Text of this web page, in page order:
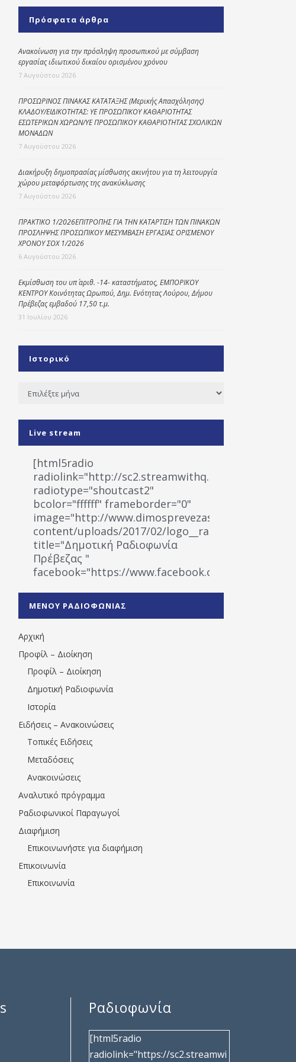
Κοινωνικό
παντοπωλείο
Kοινωνικό
φαρμακείο
Κέντρο Ημερήσιας
Φροντίδας
Ηλικιωμένων
(Κ.Η.Φ.Η.) Πρέβεζας
Πρόσφατα άρθρα
Ανακοίνωση για την πρόσληψη προσωπικού με σύμβαση
εργασίας ιδιωτικού δικαίου ορισμένου χρόνου
7 Αυγούστου 2026
ΠΡΟΣΩΡΙΝΟΣ ΠΙΝΑΚΑΣ ΚΑΤΑΤΑΞΗΣ (Μερικής Απασχόλησης)
ΚΛΑΔΟΥ/ΕΙΔΙΚΟΤΗΤΑΣ: ΥΕ ΠΡΟΣΩΠΙΚΟΥ ΚΑΘΑΡΙΟΤΗΤΑΣ
ΕΣΩΤΕΡΙΚΩΝ ΧΩΡΩΝ/ΥΕ ΠΡΟΣΩΠΙΚΟΥ ΚΑΘΑΡΙΟΤΗΤΑΣ ΣΧΟΛΙΚΩΝ
ΜΟΝΑΔΩΝ
7 Αυγούστου 2026
Διακήρυξη δημοπρασίας μίσθωσης ακινήτου για τη λειτουργία
χώρου μεταφόρτωσης της ανακύκλωσης
7 Αυγούστου 2026
ΠΡΑΚΤΙΚΟ 1/2026ΕΠΙΤΡΟΠΗΣ ΓΙΑ ΤΗΝ ΚΑΤΑΡΤΙΣΗ ΤΩΝ ΠΙΝΑΚΩΝ
ΠΡΟΣΛΗΨΗΣ ΠΡΟΣΩΠΙΚΟΥ ΜΕΣΥΜΒΑΣΗ ΕΡΓΑΣΙΑΣ ΟΡΙΣΜΕΝΟΥ
ΧΡΟΝΟΥ ΣΟΧ 1/2026
6 Αυγούστου 2026
Εκμίσθωση του υπ΄ αριθ. -14- καταστήματος, ΕΜΠΟΡΙΚΟΥ
ΚΕΝΤΡΟΥ Κοινότητας Ωρωπού, Δημ. Ενότητας Λούρου, Δήμου
Πρέβεζας εμβαδού 17,50 τ.μ.
31 Ιουλίου 2026
Ιστορικό
Ιστορικό
Live stream
[html5radio
radiolink="http://sc2.streamwithq.com:8028/
radiotype="shoutcast2"
bcolor="ffffff" frameborder="0"
image="http://www.dimosprevezas.gr/wp-
content/uploads/2017/02/logo__radiofonias.jpg"
title="Δημοτική Ραδιοφωνία
Πρέβεζας "
facebook="https://www.facebook.com/
1531194763766854/" artist="" ]
ΜΕΝΟΥ ΡΑΔΙΟΦΩΝΙΑΣ
Αρχική
Προφίλ – Διοίκηση
Προφίλ – Διοίκηση
Δημοτική Ραδιοφωνία
Ιστορία
Ειδήσεις – Ανακοινώσεις
Τοπικές Ειδήσεις
Μεταδόσεις
Ανακοινώσεις
Αναλυτικό πρόγραμμα
Ραδιοφωνικοί Παραγωγοί
Διαφήμιση
Επικοινωνήστε για διαφήμιση
Επικοινωνία
Επικοινωνία
Ραδιοφωνία
[html5radio
radiolink="https://sc2.streamwi